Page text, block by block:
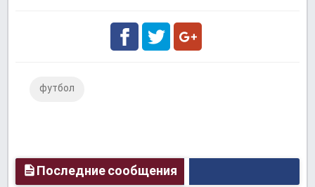
футбол
Последние сообщения